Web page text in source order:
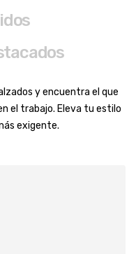
y encuentra el que
el trabajo. Eleva tu estilo
exigente.